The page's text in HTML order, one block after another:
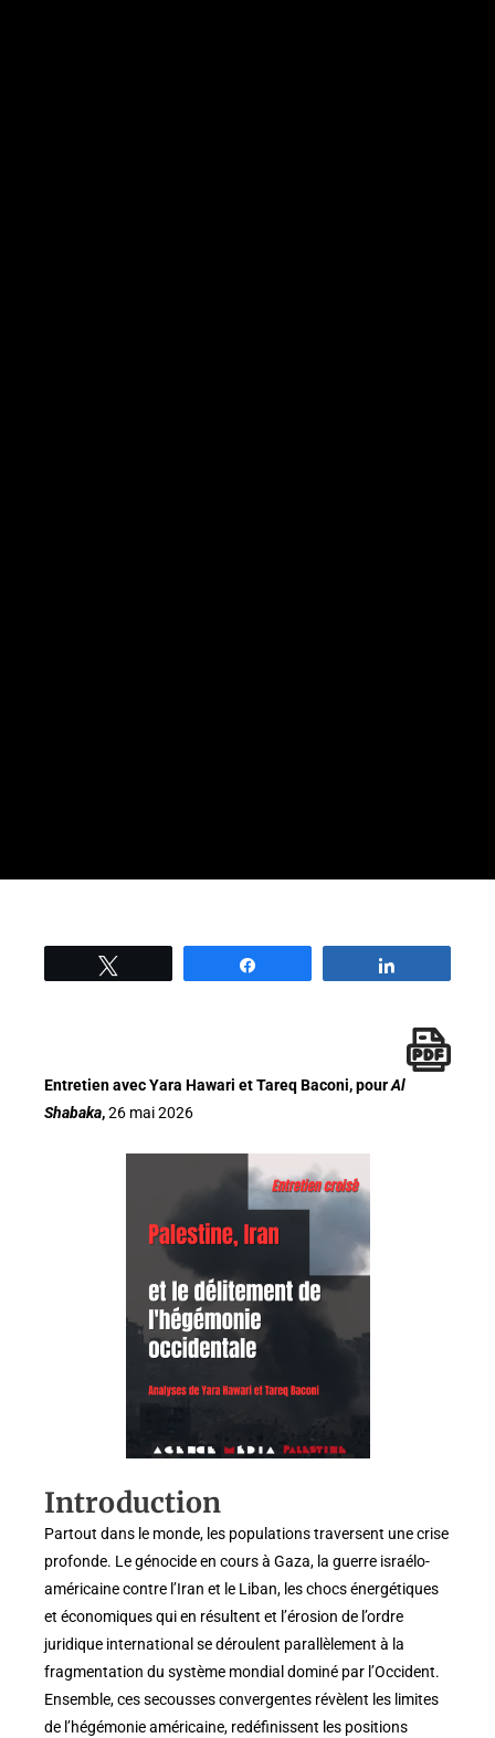
Entretien avec Yara Hawari et Tareq Baconi, pourAl
Shabaka,26 mai 2026
Introduction
Partout dans le monde, les populations traversent une crise
profonde. Le génocide en cours à Gaza, la guerre israélo-
américaine contre l’Iran et le Liban, les chocs énergétiques
et économiques qui en résultent et l’érosion de l’ordre
juridique international se déroulent parallèlement à la
fragmentation du système mondial dominé par l’Occident.
Ensemble, ces secousses convergentes révèlent les limites
de l’hégémonie américaine, redéfinissent les positions